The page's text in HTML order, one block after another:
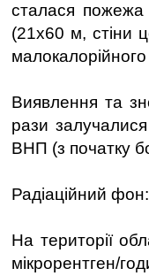
сталася пожежа
(21х60 м, стіни
Виявлення та
рази
ВНП (з початку
Радіаційний фон:
На території
мікрорентген/